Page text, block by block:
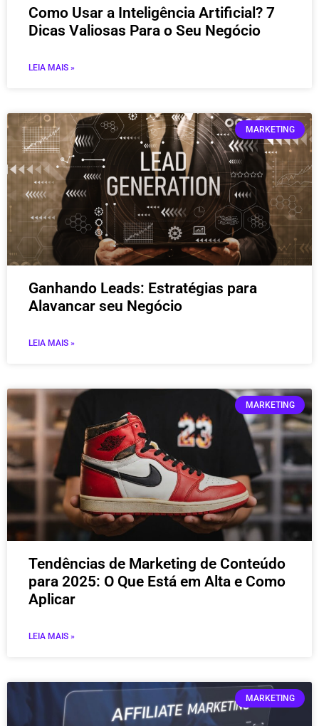
Como Usar a Inteligência Artificial? 7
Dicas Valiosas Para o Seu Negócio
LEIA MAIS »
MARKETING
Ganhando Leads: Estratégias para
Alavancar seu Negócio
LEIA MAIS »
MARKETING
Tendências de Marketing de Conteúdo
para 2025: O Que Está em Alta e Como
Aplicar
LEIA MAIS »
MARKETING